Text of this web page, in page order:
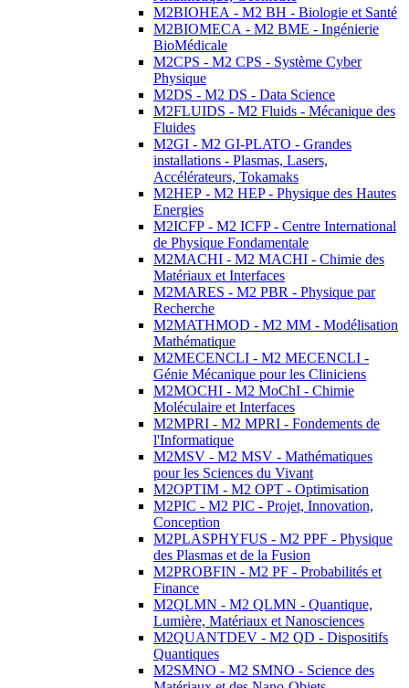
M2BIOHEA - M2 BH - Biologie et Santé
M2BIOMECA - M2 BME - Ingénierie
BioMédicale
M2CPS - M2 CPS - Système Cyber
Physique
M2DS - M2 DS - Data Science
M2FLUIDS - M2 Fluids - Mécanique des
Fluides
M2GI - M2 GI-PLATO - Grandes
installations - Plasmas, Lasers,
Accélérateurs, Tokamaks
M2HEP - M2 HEP - Physique des Hautes
Energies
M2ICFP - M2 ICFP - Centre International
de Physique Fondamentale
M2MACHI - M2 MACHI - Chimie des
Matériaux et Interfaces
M2MARES - M2 PBR - Physique par
Recherche
M2MATHMOD - M2 MM - Modélisation
Mathématique
M2MECENCLI - M2 MECENCLI -
Génie Mécanique pour les Cliniciens
M2MOCHI - M2 MoChI - Chimie
Moléculaire et Interfaces
M2MPRI - M2 MPRI - Fondements de
l'Informatique
M2MSV - M2 MSV - Mathématiques
pour les Sciences du Vivant
M2OPTIM - M2 OPT - Optimisation
M2PIC - M2 PIC - Projet, Innovation,
Conception
M2PLASPHYFUS - M2 PPF - Physique
des Plasmas et de la Fusion
M2PROBFIN - M2 PF - Probabilités et
Finance
M2QLMN - M2 QLMN - Quantique,
Lumière, Matériaux et Nanosciences
M2QUANTDEV - M2 QD - Dispositifs
Quantiques
M2SMNO - M2 SMNO - Science des